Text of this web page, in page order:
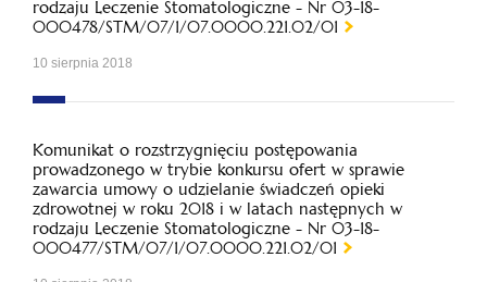
rodzaju Leczenie Stomatologiczne - Nr 03-18-
000478/STM/07/1/07.0000.221.02/01
10 sierpnia 2018
Komunikat o rozstrzygnięciu postępowania
prowadzonego w trybie konkursu ofert w sprawie
zawarcia umowy o udzielanie świadczeń opieki
zdrowotnej w roku 2018 i w latach następnych w
rodzaju Leczenie Stomatologiczne - Nr 03-18-
000477/STM/07/1/07.0000.221.02/01